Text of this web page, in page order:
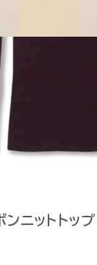
ンニットトップ